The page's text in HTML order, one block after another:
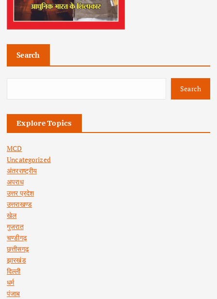
Search
Search
Explore Topics
MCD
Uncategorized
अंतरराष्ट्रीय
अपराध
उत्तर प्रदेश
उत्तराखण्ड
खेल
गुजरात
चण्डीगढ़
छत्तीसगढ़
झारखंड
दिल्ली
धर्म
पंजाब